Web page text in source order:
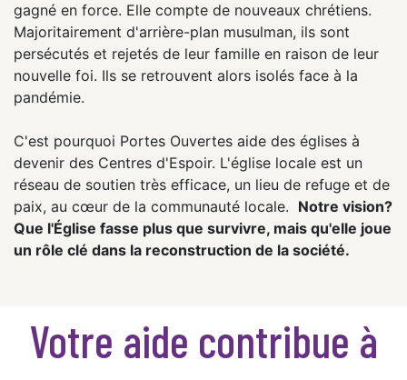
gagné en force. Elle compte de nouveaux chrétiens.
Majoritairement d'arrière-plan musulman, ils sont
persécutés et rejetés de leur famille en raison de leur
nouvelle foi. Ils se retrouvent alors isolés face à la
pandémie.
C'est pourquoi Portes Ouvertes aide des églises à
devenir des Centres d'Espoir. L'église locale est un
réseau de soutien très efficace, un lieu de refuge et de
paix, au cœur de la communauté locale. Notre vision?
Que l'Église fasse plus que survivre, mais qu'elle joue
un rôle clé dans la reconstruction de la société.
Votre aide contribue à